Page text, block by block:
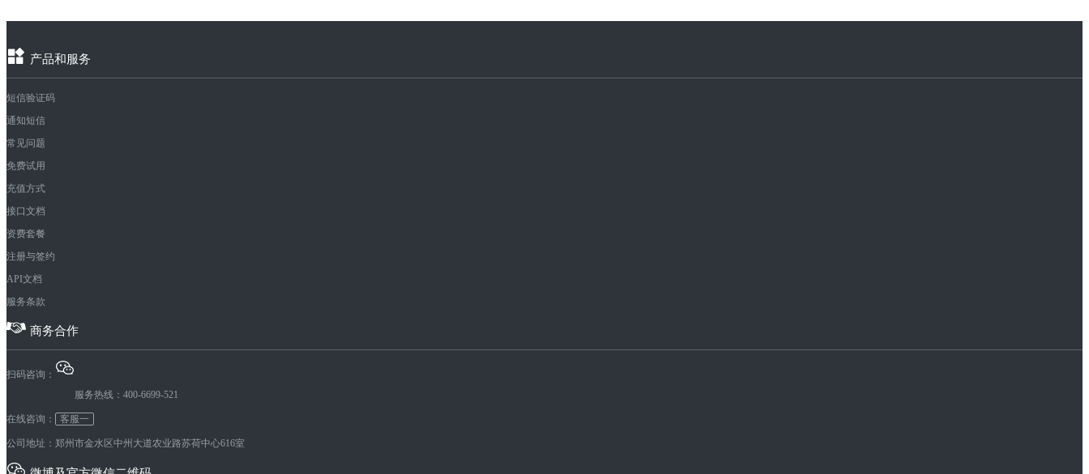
产品和服务
短信验证码
通知短信
常见问题
免费试用
充值方式
接口文档
资费套餐
注册与签约
API文档
服务条款
商务合作
扫码咨询：
服务热线：400-6699-521
在线咨询： 客服一
公司地址：郑州市金水区中州大道农业路苏荷中心616室